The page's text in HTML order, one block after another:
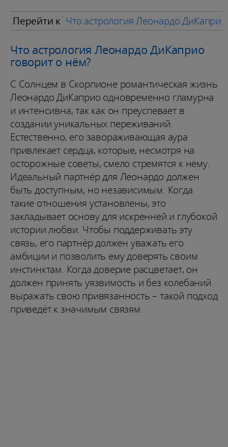
Перейти к Что астрология Леонардо
Что астрология Леонардо ДиКаприо
говорит о нём?
С Солнцем в Скорпионе романтическая жизнь
Леонардо ДиКаприо одновременно гламурна
и интенсивна, так как он преуспевает в
создании уникальных переживаний.
Естественно, его завораживающая аура
привлекает сердца, которые, несмотря на
осторожные советы, смело стремятся к нему.
Идеальный партнёр для Леонардо должен
быть доступным, но независимым. Когда
такие отношения установлены, это
закладывает основу для искренней и глубокой
истории любви. Чтобы поддерживать эту
связь, его партнёр должен уважать его
амбиции и позволить ему доверять своим
инстинктам. Когда доверие расцветает, он
должен принять уязвимость и без колебаний
выражать свою привязанность – такой подход
приведёт к значимым связям.